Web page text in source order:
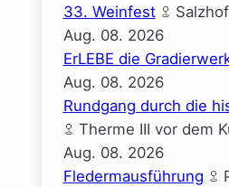
33. Weinfest
Salzhof
Aug. 08. 2026
ErLEBE die
Aug. 08. 2026
Rundgang durch die
Therme III vor dem
Aug. 08. 2026
Fledermausführung